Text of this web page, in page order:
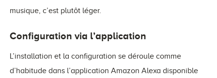
musique, c’est plutôt léger.
Configuration via l’application
L’installation et la configuration se déroule comme
d’habitude dans l’application Amazon Alexa disponible